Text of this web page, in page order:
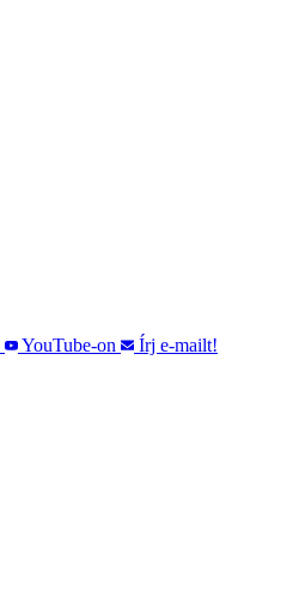
YouTube-on
Írj e-mailt!